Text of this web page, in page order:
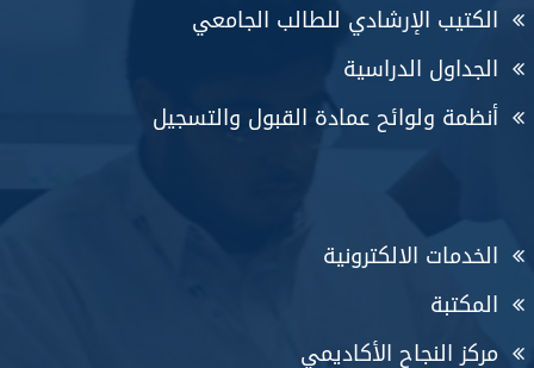
الكتيب الإرشادي للطالب الجامعي
الجداول الدراسية
أنظمة ولوائح عمادة القبول والتسجيل
الخدمات الالكترونية
المكتبة
مركز النجاح الأكاديمي